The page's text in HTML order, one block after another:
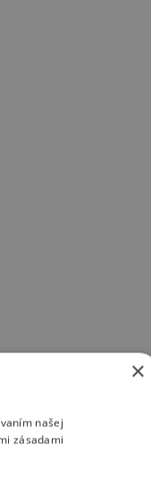
×
našej
zásadami